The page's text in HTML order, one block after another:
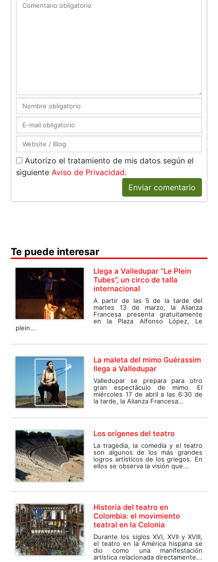
Autorizo el tratamiento de mis datos según el
siguienteAviso de Privacidad.
Enviar comentario
Te puede interesar
Llega a Valledupar “Le Plein
Tubes”, un circo de talla
internacional
A partir de las 5 de la tarde del
martes 13 de marzo, la Alianza
Francesa presenta gratuitamente
en la Plaza Alfonso López, Le
plein...
La maleta del mimo Guérassim
llega a Valledupar
Valledupar se prepara para otro
gran espectáculo de mimo. El
miércoles 17 de abril a las 6:30 de
la tarde, la Alianza Francesa...
Los orígenes del teatro
La tragedia, la comedia y el teatro
son algunos de los más grandes
logros artísticos de los griegos. En
ellos se observa la visión que...
Historia del teatro en
Colombia: el movimiento
teatral en la Colonia
Durante los siglos XVI, XVII y XVIII,
el teatro en la América hispana se
dio como una manifestación
artística relacionada directamente...